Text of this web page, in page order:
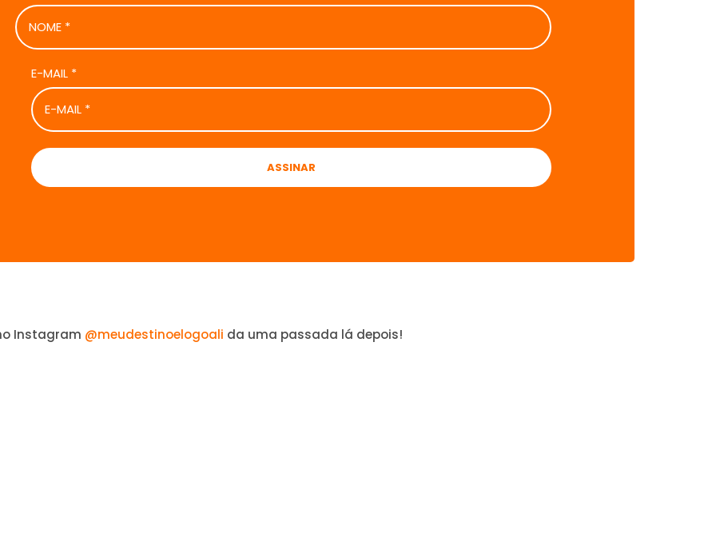
E-MAIL *
Instagram @meudestinoelogoali da uma passada lá depois!